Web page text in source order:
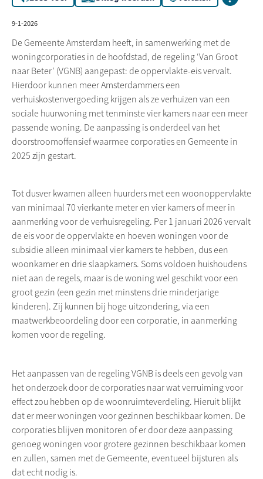
9-1-2026
De Gemeente Amsterdam heeft, in samenwerking met de
woningcorporaties in de hoofdstad, de regeling ‘Van Groot
naar Beter’ (VGNB) aangepast: de oppervlakte-eis vervalt.
Hierdoor kunnen meer Amsterdammers een
verhuiskostenvergoeding krijgen als ze verhuizen van een
sociale huurwoning met tenminste vier kamers naar een meer
passende woning. De aanpassing is onderdeel van het
doorstroomoffensief waarmee corporaties en Gemeente in
2025 zijn gestart.
Tot dusver kwamen alleen huurders met een woonoppervlakte
van minimaal 70 vierkante meter en vier kamers of meer in
aanmerking voor de verhuisregeling. Per 1 januari 2026 vervalt
de eis voor de oppervlakte en hoeven woningen voor de
subsidie alleen minimaal vier kamers te hebben, dus een
woonkamer en drie slaapkamers. Soms voldoen huishoudens
niet aan de regels, maar is de woning wel geschikt voor een
groot gezin (een gezin met minstens drie minderjarige
kinderen). Zij kunnen bij hoge uitzondering, via een
maatwerkbeoordeling door een corporatie, in aanmerking
komen voor de regeling.
Het aanpassen van de regeling VGNB is deels een gevolg van
het onderzoek door de corporaties naar wat verruiming voor
effect zou hebben op de woonruimteverdeling. Hieruit blijkt
dat er meer woningen voor gezinnen beschikbaar komen. De
corporaties blijven monitoren of er door deze aanpassing
genoeg woningen voor grotere gezinnen beschikbaar komen
en zullen, samen met de Gemeente, eventueel bijsturen als
dat echt nodig is.